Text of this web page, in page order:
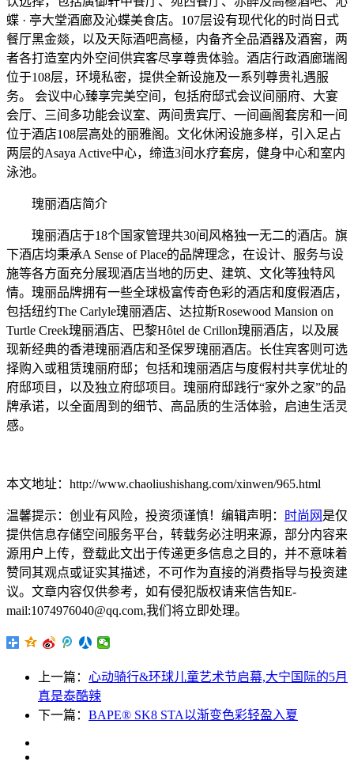
蝶 · 亭大堂酒廊及沁蝶美食店。107层设有现代化的时尚日式
餐厅黑金燚，以及天际酒吧高極，内备齐全品酒器及酒窖，两
者各打造室内外空间供宾客尽享尊贵体验。酒店行政酒廊瑞阁
位于108层，环境私密，提供全新设施及一系列尊贵礼遇服
务。 会议中心臻享完美空间，包括府邸式会议间丽府、大宴
会厅、三间多功能会议室、两间贵宾厅、一间画阁套房和一间
位于酒店108层高处的丽雅阁。文化休闲设施多样，引入足占
两层的Asaya Active中心，缔造3间水疗套房，健身中心和室内
泳池。
瑰丽酒店简介
瑰丽酒店于18个国家管理共30间风格独一无二的酒店。旗
下酒店均秉承A Sense of Place的品牌理念，在设计、服务与设
施等各方面充分展现酒店当地的历史、建筑、文化等独特风
情。瑰丽品牌拥有一些全球极富传奇色彩的酒店和度假酒店，
包括纽约The Carlyle瑰丽酒店、达拉斯Rosewood Mansion on
Turtle Creek瑰丽酒店、巴黎Hôtel de Crillon瑰丽酒店，以及展
现新经典的香港瑰丽酒店和圣保罗瑰丽酒店。长住宾客则可选
择购入或租赁瑰丽府邸；包括和瑰丽酒店与度假村共享优址的
府邸项目，以及独立府邸项目。瑰丽府邸践行“家外之家”的品
牌承诺，以全面周到的细节、高品质的生活体验，启迪生活灵
感。
本文地址：http://www.chaoliushishang.com/xinwen/965.html
温馨提示：创业有风险，投资须谨慎！编辑声明： 时尚网 是仅
提供信息存储空间服务平台，转载务必注明来源，部分内容来
源用户上传，登载此文出于传递更多信息之目的，并不意味着
赞同其观点或证实其描述，不可作为直接的消费指导与投资建
议。文章内容仅供参考，如有侵犯版权请来信告知E-
mail:1074976040@qq.com,我们将立即处理。
上一篇： 心动骑行&环球儿童艺术节启幕,大宁国际的5月
真是泰酷辣
下一篇： BAPE® SK8 STA以渐变色彩轻盈入夏